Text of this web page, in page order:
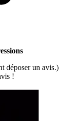
déposer un avis.)
!